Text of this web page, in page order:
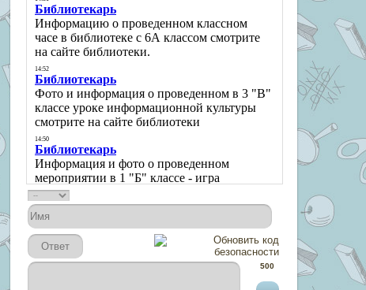
500